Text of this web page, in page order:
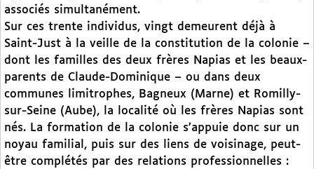
associés simultanément.
Sur ces trente individus, vingt demeurent déjà à
Saint-Just à la veille de la constitution de la colonie –
dont les familles des deux frères Napias et les beaux-
parents de Claude-Dominique – ou dans deux
communes limitrophes, Bagneux (Marne) et Romilly-
sur-Seine (Aube), la localité où les frères Napias sont
nés. La formation de la colonie s’appuie donc sur un
noyau familial, puis sur des liens de voisinage, peut-
être complétés par des relations professionnelles :